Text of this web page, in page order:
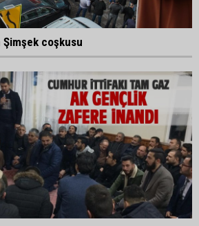
Şimşek coşkusu